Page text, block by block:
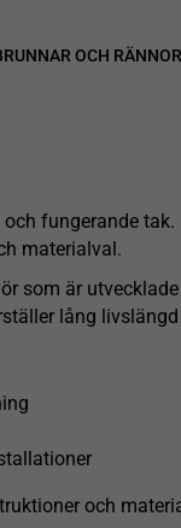
OCH RÄNNOR
fungerande
materialval.
som är
lång
och